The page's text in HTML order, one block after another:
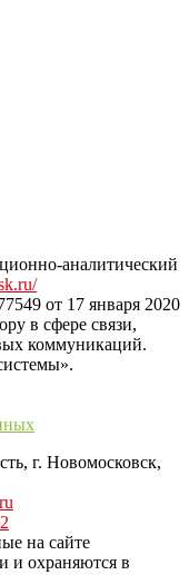
области на сайте
аналитический
от 17 января 2020
в сфере связи,
коммуникаций.
г. Новомосковск,
на сайте
и охраняются в